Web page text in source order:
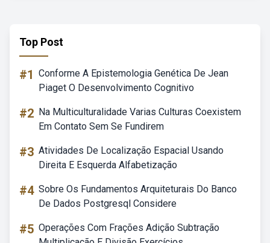
Top Post
#1 Conforme A Epistemologia Genética De Jean
Piaget O Desenvolvimento Cognitivo
#2 Na Multiculturalidade Varias Culturas Coexistem
Em Contato Sem Se Fundirem
#3 Atividades De Localização Espacial Usando
Direita E Esquerda Alfabetização
#4 Sobre Os Fundamentos Arquiteturais Do Banco
De Dados Postgresql Considere
#5 Operações Com Frações Adição Subtração